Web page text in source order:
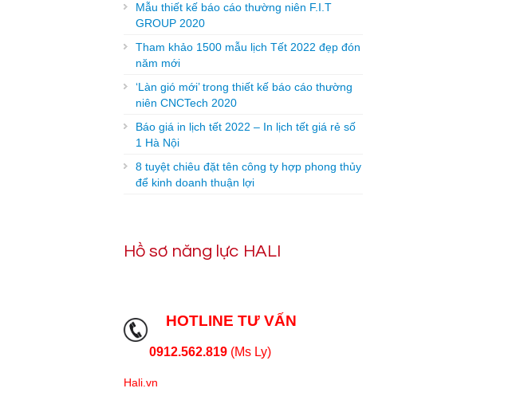
Mẫu thiết kế báo cáo thường niên F.I.T
GROUP 2020
Tham khảo 1500 mẫu lịch Tết 2022 đẹp đón
năm mới
‘Làn gió mới’ trong thiết kế báo cáo thường
niên CNCTech 2020
Báo giá in lịch tết 2022 – In lịch tết giá rẻ số
1 Hà Nội
8 tuyệt chiêu đặt tên công ty hợp phong thủy
để kinh doanh thuận lợi
Hồ sơ năng lực HALI
HOTLINE TƯ VẤN
0912.562.819 (Ms Ly)
Hali.vn